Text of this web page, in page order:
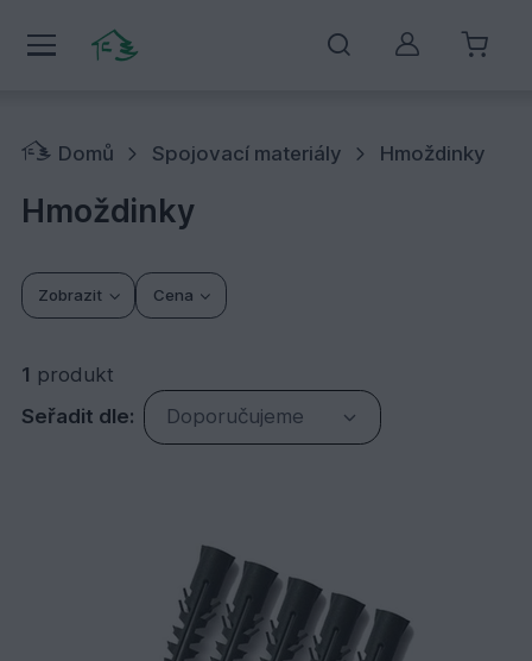
Můj účet
Domů Spojovací materiály Hmoždinky
Hmoždinky
Zobrazit Cena
1 produkt
Seřadit dle:
Doporučujeme